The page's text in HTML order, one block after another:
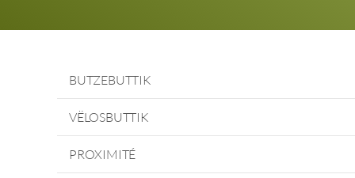
BUTZEBUTTIK
VËLOSBUTTIK
PROXIMITÉ